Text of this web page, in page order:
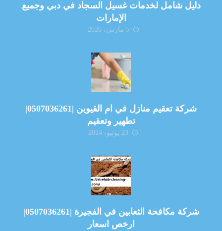
دليل شامل لخدمات غسيل السجاد في دبي وجميع
الإمارات
5 مارس، 2026
شركة تعقيم منازل في ام القيوين |0507036261|
تطهير وتعقيم
23 يونيو، 2024
شركة مكافحة الثعابين في الفجيرة |0507036261|
ارخص اسعار